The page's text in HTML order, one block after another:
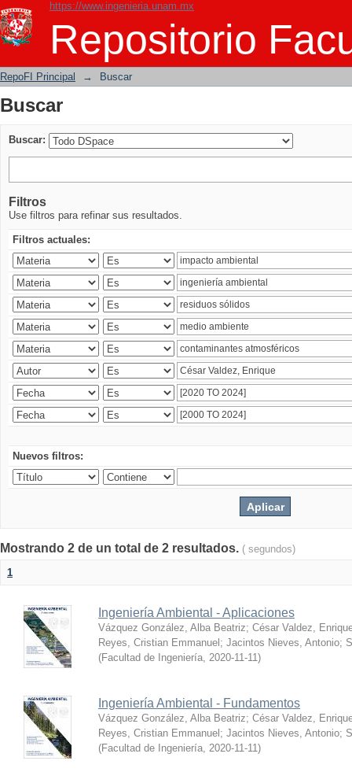
https://www.ingenieria.unam.mx
Repositorio
Buscar
RepoFI Principal → Buscar
Buscar
Buscar:
Filtros
Use filtros para refinar sus resultados.
Filtros actuales:
Nuevos filtros:
Mostrando 2 de un total de 2 resultados. ( segundos)
1
Ingeniería Ambiental - Aplicaciones
Vázquez González, Alba Beatriz; César Valdez,
Reyes, Cristian Emmanuel ; Jacintos Nieves, Antonio;
(Facultad de Ingeniería, 2020-11-11)
Ingeniería Ambiental - Fundamentos
Vázquez González, Alba Beatriz; César Valdez,
Reyes, Cristian Emmanuel ; Jacintos Nieves, Antonio;
(Facultad de Ingeniería, 2020-11-11)